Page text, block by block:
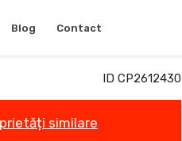
Blog Contact
ID CP2612430
similare